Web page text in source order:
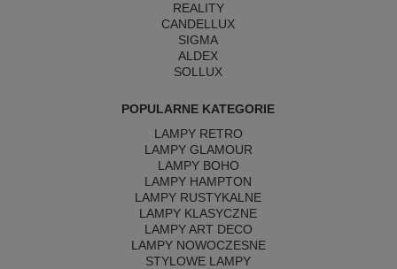
REALITY
CANDELLUX
SIGMA
ALDEX
SOLLUX
POPULARNE KATEGORIE
LAMPY RETRO
LAMPY GLAMOUR
LAMPY BOHO
LAMPY HAMPTON
LAMPY RUSTYKALNE
LAMPY KLASYCZNE
LAMPY ART DECO
LAMPY NOWOCZESNE
STYLOWE LAMPY